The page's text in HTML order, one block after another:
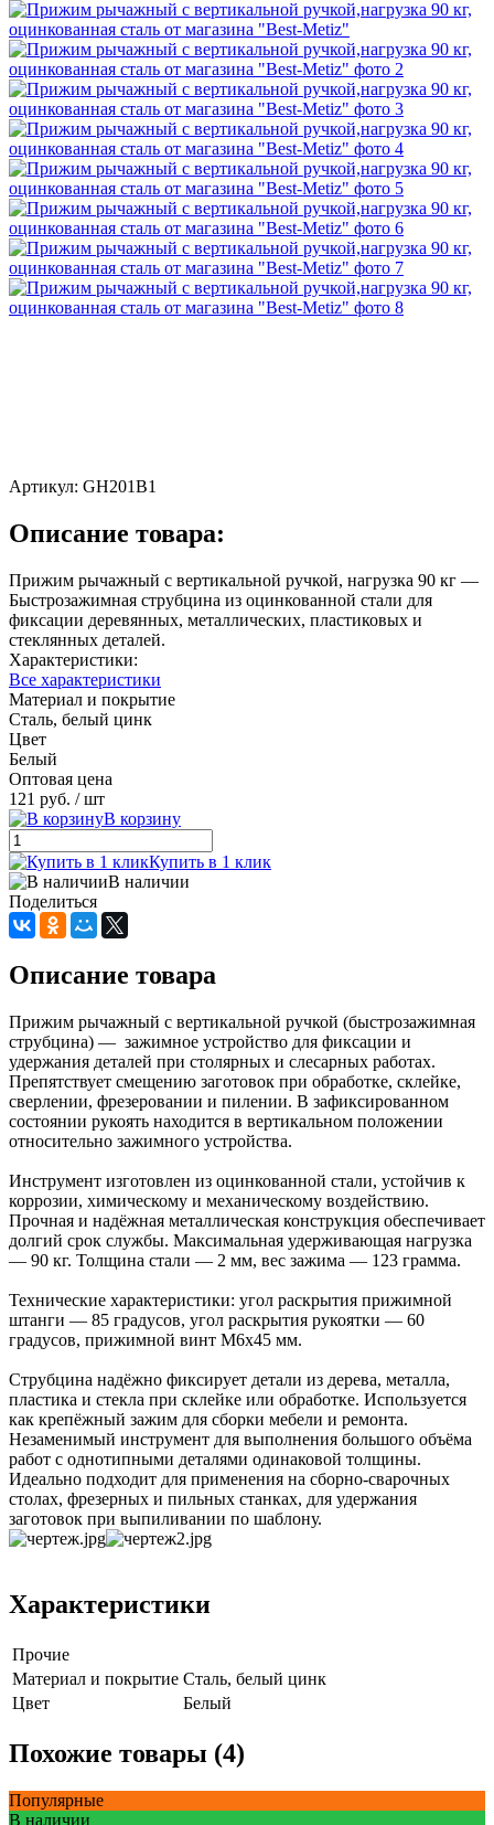
Артикул: GH201B1
Описание товара:
Прижим рычажный с вертикальной ручкой, нагрузка 90 кг —
Быстрозажимная струбцина из оцинкованной стали для
фиксации деревянных, металлических, пластиковых и
стеклянных деталей.
Характеристики:
Все характеристики
Материал и покрытие
Сталь, белый цинк
Цвет
Белый
Оптовая цена
121 руб. / шт
В корзину
Купить в 1 клик
В наличии
Поделиться
Описание товара
Прижим рычажный с вертикальной ручкой (быстрозажимная
струбцина) — зажимное устройство для фиксации и
удержания деталей при столярных и слесарных работах.
Препятствует смещению заготовок при обработке, склейке,
сверлении, фрезеровании и пилении. В зафиксированном
состоянии рукоять находится в вертикальном положении
относительно зажимного устройства.
Инструмент изготовлен из оцинкованной стали, устойчив к
коррозии, химическому и механическому воздействию.
Прочная и надёжная металлическая конструкция обеспечивает
долгий срок службы. Максимальная удерживающая нагрузка
— 90 кг. Толщина стали — 2 мм, вес зажима — 123 грамма.
Технические характеристики: угол раскрытия прижимной
штанги — 85 градусов, угол раскрытия рукоятки — 60
градусов, прижимной винт М6x45 мм.
Струбцина надёжно фиксирует детали из дерева, металла,
пластика и стекла при склейке или обработке. Используется
как крепёжный зажим для сборки мебели и ремонта.
Незаменимый инструмент для выполнения большого объёма
работ с однотипными деталями одинаковой толщины.
Идеально подходит для применения на сборно-сварочных
столах, фрезерных и пильных станках, для удержания
заготовок при выпиливании по шаблону.
Характеристики
Прочие
Материал и покрытие Сталь, белый цинк
Цвет
Белый
Похожие товары (4)
Популярные
В наличии